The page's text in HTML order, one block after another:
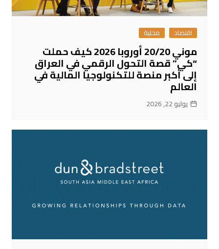
اقتصاد محلية
موني 20/20 أوروبا 2026 كيف حملت
“كي” قصة التحول الرقمي في العراق
إلى أكبر منصة للتكنولوجيا المالية في
العالم
يوليو 22, 2026